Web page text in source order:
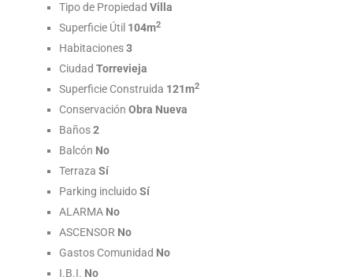
Tipo de Propiedad Villa
Superficie Útil 104m2
Habitaciones3
Ciudad Torrevieja
Superficie Construida 121m2
Conservación Obra Nueva
Baños2
Balcón No
Terraza Sí
Parking incluidoSí
ALARMA No
ASCENSOR No
Gastos Comunidad No
I.B.I. No